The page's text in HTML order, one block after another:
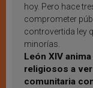
hoy. Pero hace
comprometer
controvertida ley
minorías.
León XIV
religiosos a
comunitaria